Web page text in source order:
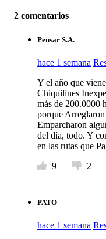
2 comentarios
Pensar S.A.
hace 1 semana
Y el año que
Chiquilines
más de 200.0000
porque
Emparcharon
del día, todo. Y
en las rutas que
9
2
PATO
hace 1 semana